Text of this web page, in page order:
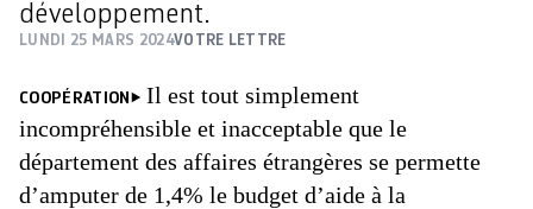
développement.
LUNDI 25 MARS 2024VOTRE LETTRE
COOPÉRATION
Il est tout simplement
incompréhensible et inacceptable que le
département des affaires étrangères se permette
d’amputer de 1,4% le budget d’aide à la